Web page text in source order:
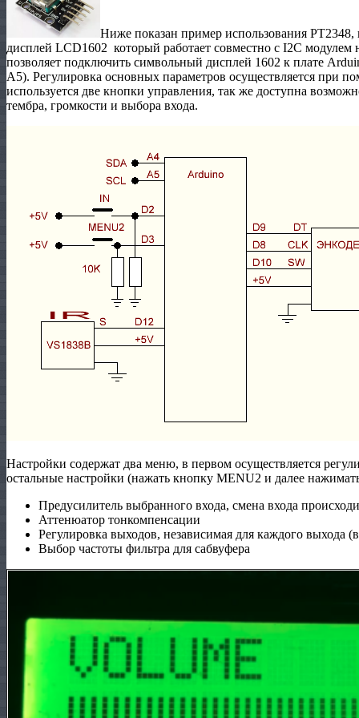
Ниже показан пример использования
дисплей LCD1602 который работает совместно с I2C модулем
позволяет подключить символьный дисплей 1602 к плате
А5). Регулировка основных параметров осуществляется при
используется две кнопки управления, так же доступна
тембра, громкости и выбора входа.
Настройки содержат два меню, в первом осуществляется
остальные настройки (нажать кнопку MENU2 и далее
Предусилитель выбранного входа, смена входа
Аттенюатор тонкомпенсации
Регулировка выходов, независимая для каждого
Выбор частоты фильтра для сабвуфера